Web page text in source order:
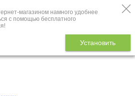
магазином намного удобнее
с помощью бесплатного
Установить